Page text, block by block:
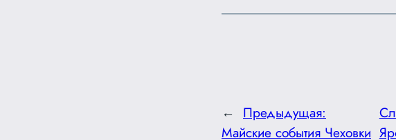
← Предыдущая:
Майские события Чеховки